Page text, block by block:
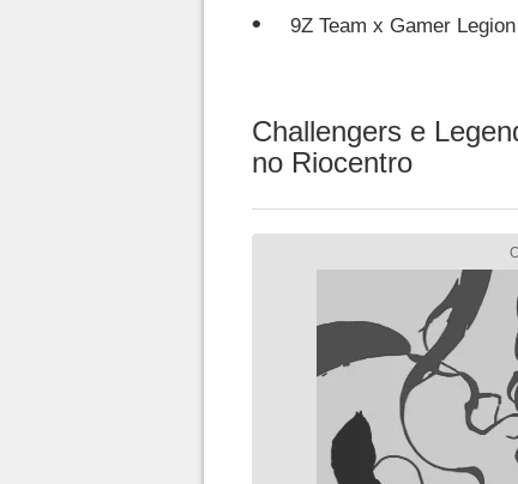
9Z Team x Gamer Legion
Challengers e
no Riocentro